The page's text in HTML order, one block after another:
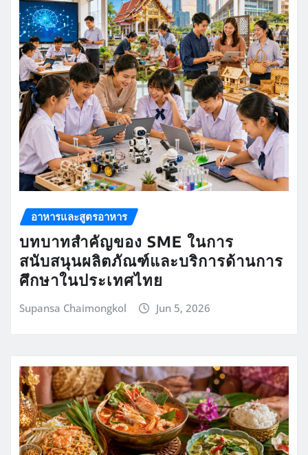
อาหารและสูตรอาหาร
บทบาทสำคัญของ SME ในการ
สนับสนุนผลิตภัณฑ์และบริการด้านการ
ศึกษาในประเทศไทย
Supansa Chaimongkol Jun 5, 2026